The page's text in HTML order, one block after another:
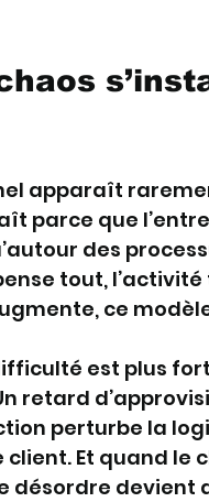
apparaît
parce que
des
tout,
ce
est plus
retard
perturbe la
client. Et quand le
désordre